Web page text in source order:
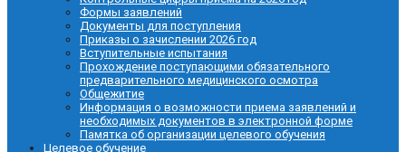
Формы заявлений
Документы для поступления
Приказы о зачислении 2026 год
Вступительные испытания
Прохождение поступающими обязательного
предварительного медицинского осмотра
Общежитие
Информация о возможности приема заявлений и
необходимых документов в электронной форме
Памятка об организации целевого обучения
Целевое обучение